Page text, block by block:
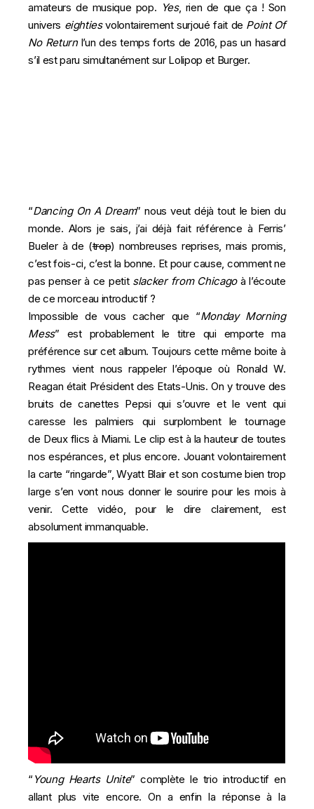
amateurs de musique pop. Yes, rien de que ça ! Son
univers eightiesvolontairement surjoué fait de Point Of
No Returnl’un des temps forts de 2016, pas un hasard
s’il est paru simultanément sur Lolipop et Burger.
“Dancing On A Dream” nous veut déjà tout le bien du
monde. Alors je sais, j’ai déjà fait référence à Ferris’
Bueler à de (trop) nombreuses reprises, mais promis,
c’est fois-ci, c’est la bonne. Et pour cause, comment ne
pas penser à ce petit slacker from Chicago à l’écoute
de ce morceau introductif ?
Impossible de vous cacher que “Monday Morning
Mess” est probablement le titre qui emporte ma
préférence sur cet album. Toujours cette même boite à
rythmes vient nous rappeler l’époque où Ronald W.
Reagan était Président des Etats-Unis. On y trouve des
bruits de canettes Pepsi qui s’ouvre et le vent qui
caresse les palmiers qui surplombent le tournage
de Deux flics à Miami. Le clip est à la hauteur de toutes
nos espérances, et plus encore. Jouant volontairement
la carte “ringarde”, Wyatt Blair et son costume bien trop
large s’en vont nous donner le sourire pour les mois à
venir. Cette vidéo, pour le dire clairement, est
absolument immanquable.
“ Young Hearts Unite” complète le trio introductif en
allant plus vite encore. On a enfin la réponse à la